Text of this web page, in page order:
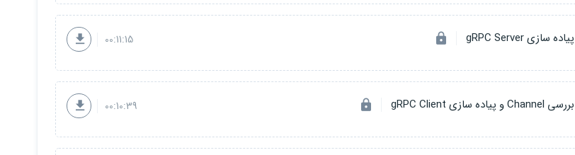
پیاده سازی gRPC Server 00:11:15
بررسی Channel و پیاده سازی gRPC Client 00:10:39